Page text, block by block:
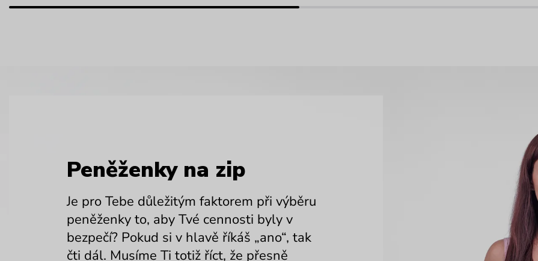
Peněženky na zip
Je pro Tebe důležitým faktorem při výběru
peněženky to, aby Tvé cennosti byly v
bezpečí? Pokud si v hlavě říkáš „ano“, tak
čti dál. Musíme Ti totiž říct, že přesně